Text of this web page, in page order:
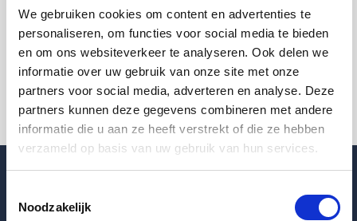
We gebruiken cookies om content en advertenties te
personaliseren, om functies voor social media te bieden
en om ons websiteverkeer te analyseren. Ook delen we
informatie over uw gebruik van onze site met onze
partners voor social media, adverteren en analyse. Deze
partners kunnen deze gegevens combineren met andere
informatie die u aan ze heeft verstrekt of die ze hebben
verzameld op basis van uw gebruik van hun services.
Noodzakelijk
Pagina niet gevonden
Terug naar woningoverzicht
Blogpost